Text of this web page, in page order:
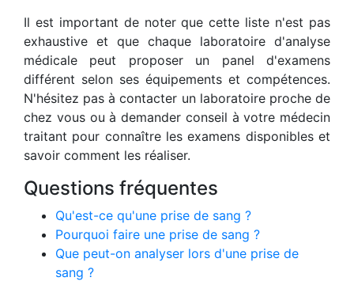
Il est important de noter que cette liste n'est pas
exhaustive et que chaque laboratoire d'analyse
médicale peut proposer un panel d'examens
différent selon ses équipements et compétences.
N'hésitez pas à contacter un laboratoire proche de
chez vous ou à demander conseil à votre médecin
traitant pour connaître les examens disponibles et
savoir comment les réaliser.
Questions fréquentes
Qu'est-ce qu'une prise de sang ?
Pourquoi faire une prise de sang ?
Que peut-on analyser lors d'une prise de
sang ?